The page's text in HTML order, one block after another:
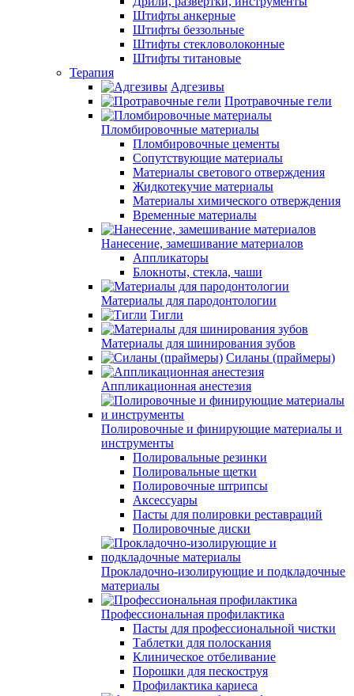
Штифты анкерные
Штифты беззольные
Штифты стекловолоконные
Штифты титановые
Терапия
Адгезивы
Протравочные гели
Пломбировочные материалы
Пломбировочные цементы
Сопутствующие материалы
Материалы светового отверждения
Жидкотекучие материалы
Материалы химического отверждения
Временные материалы
Нанесение, замешивание материалов
Аппликаторы
Блокноты, стекла, чаши
Материалы для пародонтологии
Тигли
Материалы для шинирования зубов
Силаны (праймеры)
Аппликационная анестезия
Полировочные и финирующие материалы и
инструменты
Полировальные резинки
Полировальные щетки
Полировочные штрипсы
Аксессуары
Пасты для полировки реставраций
Полировочные диски
Прокладочно-изолирующие и подкладочные
материалы
Профессиональная профилактика
Пасты для профессиональной чистки
Таблетки для полоскания
Клиническое отбеливание
Порошки для пескоструя
Профилактика кариеса